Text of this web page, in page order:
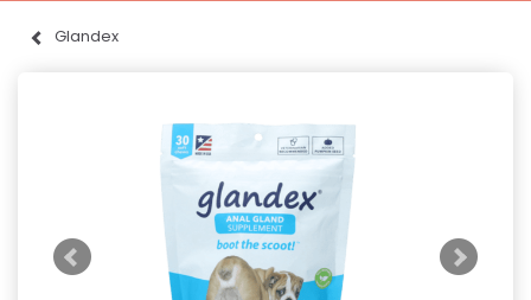
Glandex